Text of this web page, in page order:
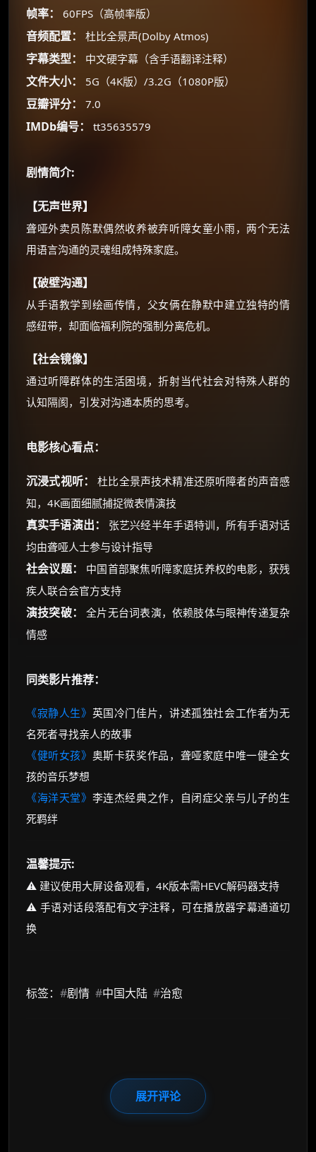
帧率： 60FPS（高帧率版）
音频配置： 杜比全景声(Dolby Atmos)
字幕类型： 中文硬字幕（含手语翻译注释）
文件大小： 5G（4K版）/3.2G（1080P版）
豆瓣评分： 7.0
IMDb编号： tt35635579
剧情简介:
【无声世界】
聋哑外卖员陈默偶然收养被弃听障女童小雨，两个无法
用语言沟通的灵魂组成特殊家庭。
【破壁沟通】
从手语教学到绘画传情，父女俩在静默中建立独特的情
感纽带，却面临福利院的强制分离危机。
【社会镜像】
通过听障群体的生活困境，折射当代社会对特殊人群的
认知隔阂，引发对沟通本质的思考。
电影核心看点：
沉浸式视听：
杜比全景声技术精准还原听障者的声音感
知，4K画面细腻捕捉微表情演技
真实手语演出：
张艺兴经半年手语特训，所有手语对话
均由聋哑人士参与设计指导
社会议题：
中国首部聚焦听障家庭抚养权的电影，获残
疾人联合会官方支持
演技突破：
全片无台词表演，依赖肢体与眼神传递复杂
情感
同类影片推荐：
《寂静人生》 英国冷门佳片，讲述孤独社会工作者为无
名死者寻找亲人的故事
《健听女孩》 奥斯卡获奖作品，聋哑家庭中唯一健全女
孩的音乐梦想
《海洋天堂》 李连杰经典之作，自闭症父亲与儿子的生
死羁绊
温馨提示:
⚠️ 建议使用大屏设备观看，4K版本需HEVC解码器支持
⚠️ 手语对话段落配有文字注释，可在播放器字幕通道切
换
标签： #剧情 #中国大陆 #治愈
展开评论
价格有浮动，请直接搜索查最低价！
还有支付宝现金红包、外卖红包、
优惠券、活动红包，每日可领。